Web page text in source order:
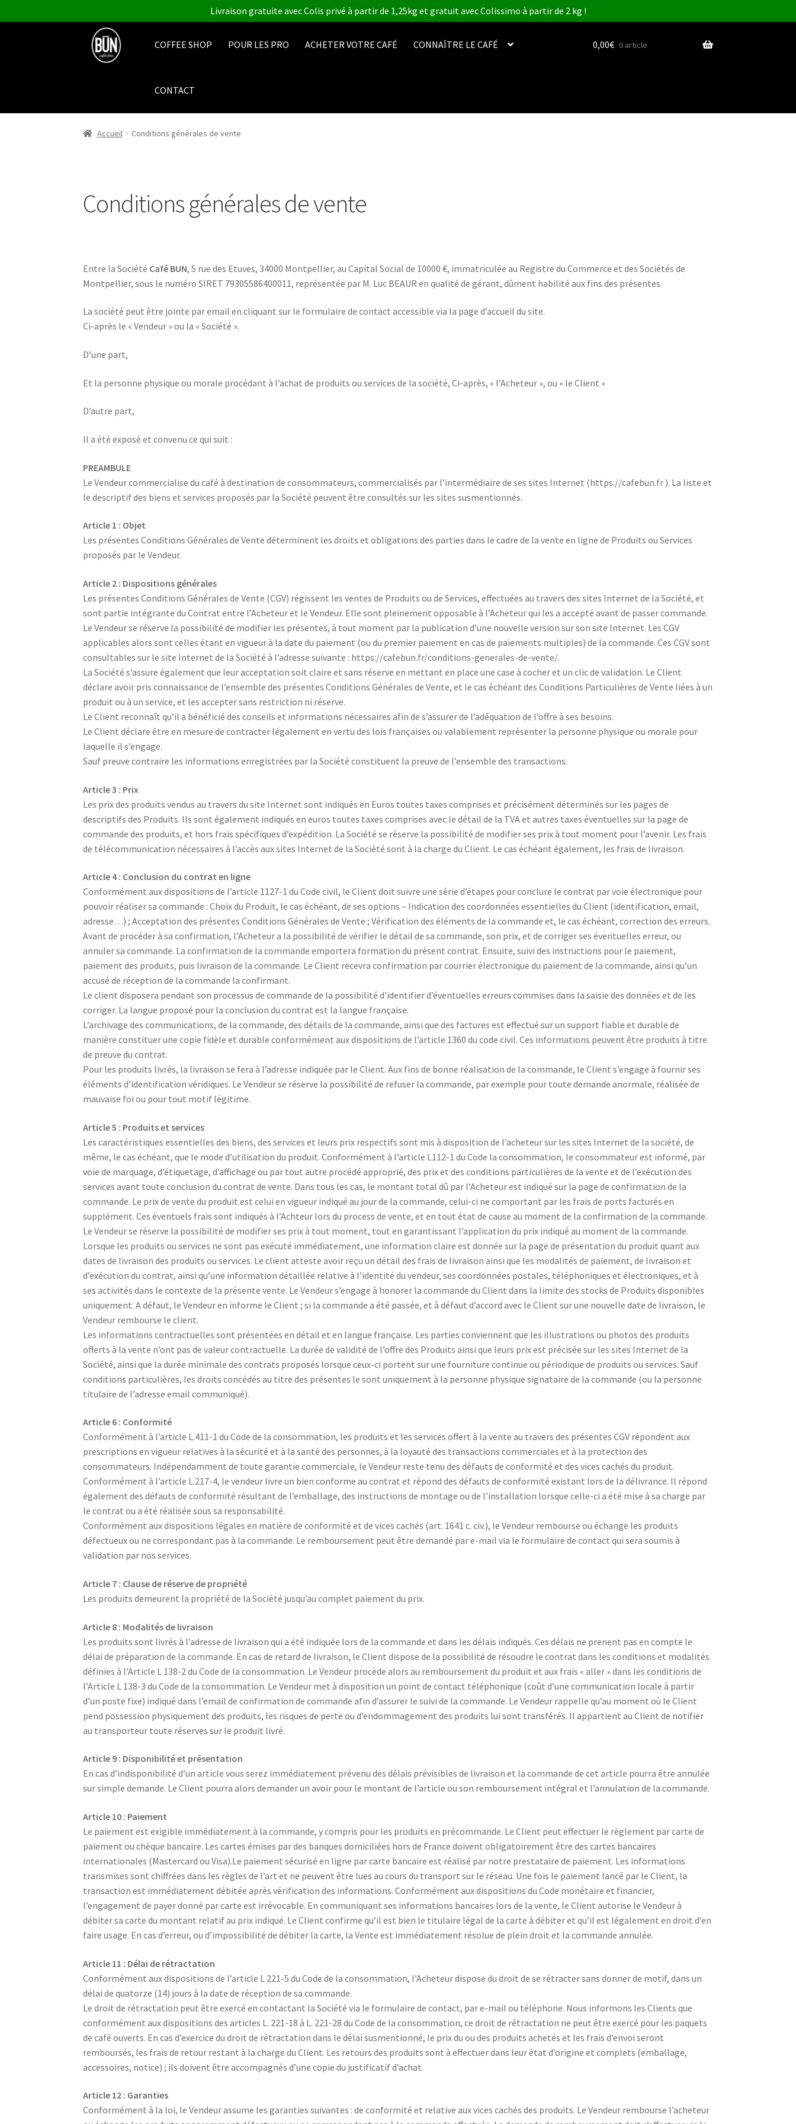
Livraison gratuite avec Colis privé à partir de 1,25kg et gratuit avec Colissimo à partir de 2 kg !
Aller
Aller
au
contenu
COFFEE SHOP POUR LES PRO ACHETER VOTRE CAFÉ CONNAÎTRE LE CAFÉ
CONTACT
0,00€ 0 article
Accueil Conditions générales de vente
Conditions générales de vente
Entre la Société Café BUN, 5 rue des Etuves, 34000 Montpellier, au Capital Social de 10000 €, immatriculée au Registre du Commerce et des Sociétés de
Montpellier, sous le numéro SIRET 79305586400011, représentée par M. Luc BEAUR en qualité de gérant, dûment habilité aux fins des présentes.
La société peut être jointe par email en cliquant sur le formulaire de contact accessible via la page d’accueil du site.
Ci-après le « Vendeur » ou la « Société ».
D’une part,
Et la personne physique ou morale procédant à l’achat de produits ou services de la société, Ci-après, « l’Acheteur », ou « le Client »
D’autre part,
Il a été exposé et convenu ce qui suit :
PREAMBULE
Le Vendeur commercialise du café à destination de consommateurs, commercialisés par l’intermédiaire de ses sites Internet (https://cafebun.fr ). La liste et
le descriptif des biens et services proposés par la Société peuvent être consultés sur les sites susmentionnés.
Article 1 : Objet
Les présentes Conditions Générales de Vente déterminent les droits et obligations des parties dans le cadre de la vente en ligne de Produits ou Services
proposés par le Vendeur.
Article 2 : Dispositions générales
Les présentes Conditions Générales de Vente (CGV) régissent les ventes de Produits ou de Services, effectuées au travers des sites Internet de la Société, et
sont partie intégrante du Contrat entre l’Acheteur et le Vendeur. Elle sont pleinement opposable à l’Acheteur qui les a accepté avant de passer commande.
Le Vendeur se réserve la possibilité de modifier les présentes, à tout moment par la publication d’une nouvelle version sur son site Internet. Les CGV
applicables alors sont celles étant en vigueur à la date du paiement (ou du premier paiement en cas de paiements multiples) de la commande. Ces CGV sont
consultables sur le site Internet de la Société à l’adresse suivante : https://cafebun.fr/conditions-generales-de-vente/.
La Société s’assure également que leur acceptation soit claire et sans réserve en mettant en place une case à cocher et un clic de validation. Le Client
déclare avoir pris connaissance de l’ensemble des présentes Conditions Générales de Vente, et le cas échéant des Conditions Particulières de Vente liées à un
produit ou à un service, et les accepter sans restriction ni réserve.
Le Client reconnaît qu’il a bénéficié des conseils et informations nécessaires afin de s’assurer de l’adéquation de l’offre à ses besoins.
Le Client déclare être en mesure de contracter légalement en vertu des lois françaises ou valablement représenter la personne physique ou morale pour
laquelle il s’engage.
Sauf preuve contraire les informations enregistrées par la Société constituent la preuve de l’ensemble des transactions.
Article 3 : Prix
Les prix des produits vendus au travers du site Internet sont indiqués en Euros toutes taxes comprises et précisément déterminés sur les pages de
descriptifs des Produits. Ils sont également indiqués en euros toutes taxes comprises avec le détail de la TVA et autres taxes éventuelles sur la page de
commande des produits, et hors frais spécifiques d’expédition. La Société se réserve la possibilité de modifier ses prix à tout moment pour l’avenir. Les frais
de télécommunication nécessaires à l’accès aux sites Internet de la Société sont à la charge du Client. Le cas échéant également, les frais de livraison.
Article 4 : Conclusion du contrat en ligne
Conformément aux dispositions de l’article 1127-1 du Code civil, le Client doit suivre une série d’étapes pour conclure le contrat par voie électronique pour
pouvoir réaliser sa commande : Choix du Produit, le cas échéant, de ses options – Indication des coordonnées essentielles du Client (identification, email,
adresse…) ; Acceptation des présentes Conditions Générales de Vente ; Vérification des éléments de la commande et, le cas échéant, correction des erreurs.
Avant de procéder à sa confirmation, l’Acheteur a la possibilité de vérifier le détail de sa commande, son prix, et de corriger ses éventuelles erreur, ou
annuler sa commande. La confirmation de la commande emportera formation du présent contrat. Ensuite, suivi des instructions pour le paiement,
paiement des produits, puis livraison de la commande. Le Client recevra confirmation par courrier électronique du paiement de la commande, ainsi qu’un
accusé de réception de la commande la confirmant.
Le client disposera pendant son processus de commande de la possibilité d’identifier d’éventuelles erreurs commises dans la saisie des données et de les
corriger. La langue proposé pour la conclusion du contrat est la langue française.
L’archivage des communications, de la commande, des détails de la commande, ainsi que des factures est effectué sur un support fiable et durable de
manière constituer une copie fidèle et durable conformément aux dispositions de l’article 1360 du code civil. Ces informations peuvent être produits à titre
de preuve du contrat.
Pour les produits livrés, la livraison se fera à l’adresse indiquée par le Client. Aux fins de bonne réalisation de la commande, le Client s’engage à fournir ses
éléments d’identification véridiques. Le Vendeur se réserve la possibilité de refuser la commande, par exemple pour toute demande anormale, réalisée de
mauvaise foi ou pour tout motif légitime.
Article 5 : Produits et services
Les caractéristiques essentielles des biens, des services et leurs prix respectifs sont mis à disposition de l’acheteur sur les sites Internet de la société, de
même, le cas échéant, que le mode d’utilisation du produit. Conformément à l’article L112-1 du Code la consommation, le consommateur est informé, par
voie de marquage, d’étiquetage, d’affichage ou par tout autre procédé approprié, des prix et des conditions particulières de la vente et de l’exécution des
services avant toute conclusion du contrat de vente. Dans tous les cas, le montant total dû par l’Acheteur est indiqué sur la page de confirmation de la
commande. Le prix de vente du produit est celui en vigueur indiqué au jour de la commande, celui-ci ne comportant par les frais de ports facturés en
supplément. Ces éventuels frais sont indiqués à l’Achteur lors du process de vente, et en tout état de cause au moment de la confirmation de la commande.
Le Vendeur se réserve la possibilité de modifier ses prix à tout moment, tout en garantissant l’application du prix indiqué au moment de la commande.
Lorsque les produits ou services ne sont pas exécuté immédiatement, une information claire est donnée sur la page de présentation du produit quant aux
dates de livraison des produits ou services. Le client atteste avoir reçu un détail des frais de livraison ainsi que les modalités de paiement, de livraison et
d’exécution du contrat, ainsi qu’une information détaillée relative à l’identité du vendeur, ses coordonnées postales, téléphoniques et électroniques, et à
ses activités dans le contexte de la présente vente. Le Vendeur s’engage à honorer la commande du Client dans la limite des stocks de Produits disponibles
uniquement. A défaut, le Vendeur en informe le Client ; si la commande a été passée, et à défaut d’accord avec le Client sur une nouvelle date de livraison, le
Vendeur rembourse le client.
Les informations contractuelles sont présentées en détail et en langue française. Les parties conviennent que les illustrations ou photos des produits
offerts à la vente n’ont pas de valeur contractuelle. La durée de validité de l’offre des Produits ainsi que leurs prix est précisée sur les sites Internet de la
Société, ainsi que la durée minimale des contrats proposés lorsque ceux-ci portent sur une fourniture continue ou périodique de produits ou services. Sauf
conditions particulières, les droits concédés au titre des présentes le sont uniquement à la personne physique signataire de la commande (ou la personne
titulaire de l’adresse email communiqué).
Article 6 : Conformité
Conformément à l’article L.411-1 du Code de la consommation, les produits et les services offert à la vente au travers des présentes CGV répondent aux
prescriptions en vigueur relatives à la sécurité et à la santé des personnes, à la loyauté des transactions commerciales et à la protection des
consommateurs. Indépendamment de toute garantie commerciale, le Vendeur reste tenu des défauts de conformité et des vices cachés du produit.
Conformément à l’article L.217-4, le vendeur livre un bien conforme au contrat et répond des défauts de conformité existant lors de la délivrance. Il répond
également des défauts de conformité résultant de l’emballage, des instructions de montage ou de l’installation lorsque celle-ci a été mise à sa charge par
le contrat ou a été réalisée sous sa responsabilité.
Conformément aux dispositions légales en matière de conformité et de vices cachés (art. 1641 c. civ.), le Vendeur rembourse ou échange les produits
défectueux ou ne correspondant pas à la commande. Le remboursement peut être demandé par e-mail via le formulaire de contact qui sera soumis à
validation par nos services.
Article 7 : Clause de réserve de propriété
Les produits demeurent la propriété de la Société jusqu’au complet paiement du prix.
Article 8 : Modalités de livraison
Les produits sont livrés à l’adresse de livraison qui a été indiquée lors de la commande et dans les délais indiqués. Ces délais ne prenent pas en compte le
délai de préparation de la commande. En cas de retard de livraison, le Client dispose de la possibilité de résoudre le contrat dans les conditions et modalités
définies à l’Article L 138-2 du Code de la consommation. Le Vendeur procède alors au remboursement du produit et aux frais « aller » dans les conditions de
l’Article L 138-3 du Code de la consommation. Le Vendeur met à disposition un point de contact téléphonique (coût d’une communication locale à partir
d’un poste fixe) indiqué dans l’email de confirmation de commande afin d’assurer le suivi de la commande. Le Vendeur rappelle qu’au moment où le Client
pend possession physiquement des produits, les risques de perte ou d’endommagement des produits lui sont transférés. Il appartient au Client de notifier
au transporteur toute réserves sur le produit livré.
Article 9 : Disponibilité et présentation
En cas d’indisponibilité d’un article vous serez immédiatement prévenu des délais prévisibles de livraison et la commande de cet article pourra être annulée
sur simple demande. Le Client pourra alors demander un avoir pour le montant de l’article ou son remboursement intégral et l’annulation de la commande.
Article 10 : Paiement
Le paiement est exigible immédiatement à la commande, y compris pour les produits en précommande. Le Client peut effectuer le règlement par carte de
paiement ou chèque bancaire. Les cartes émises par des banques domiciliées hors de France doivent obligatoirement être des cartes bancaires
internationales (Mastercard ou Visa).Le paiement sécurisé en ligne par carte bancaire est réalisé par notre prestataire de paiement. Les informations
transmises sont chiffrées dans les règles de l’art et ne peuvent être lues au cours du transport sur le réseau. Une fois le paiement lancé par le Client, la
transaction est immédiatement débitée après vérification des informations. Conformément aux dispositions du Code monétaire et financier,
l’engagement de payer donné par carte est irrévocable. En communiquant ses informations bancaires lors de la vente, le Client autorise le Vendeur à
débiter sa carte du montant relatif au prix indiqué. Le Client confirme qu’il est bien le titulaire légal de la carte à débiter et qu’il est légalement en droit d’en
faire usage. En cas d’erreur, ou d’impossibilité de débiter la carte, la Vente est immédiatement résolue de plein droit et la commande annulée.
Article 11 : Délai de rétractation
Conformément aux dispositions de l’article L 221-5 du Code de la consommation, l’Acheteur dispose du droit de se rétracter sans donner de motif, dans un
délai de quatorze (14) jours à la date de réception de sa commande.
Le droit de rétractation peut être exercé en contactant la Société via le formulaire de contact, par e-mail ou téléphone. Nous informons les Clients que
conformément aux dispositions des articles L. 221-18 à L. 221-28 du Code de la consommation, ce droit de rétractation ne peut être exercé pour les paquets
de café ouverts. En cas d’exercice du droit de rétractation dans le délai susmentionné, le prix du ou des produits achetés et les frais d’envoi seront
remboursés, les frais de retour restant à la charge du Client. Les retours des produits sont à effectuer dans leur état d’origine et complets (emballage,
accessoires, notice) ; ils doivent être accompagnés d’une copie du justificatif d’achat.
Article 12 : Garanties
Conformément à la loi, le Vendeur assume les garanties suivantes : de conformité et relative aux vices cachés des produits. Le Vendeur rembourse l’acheteur